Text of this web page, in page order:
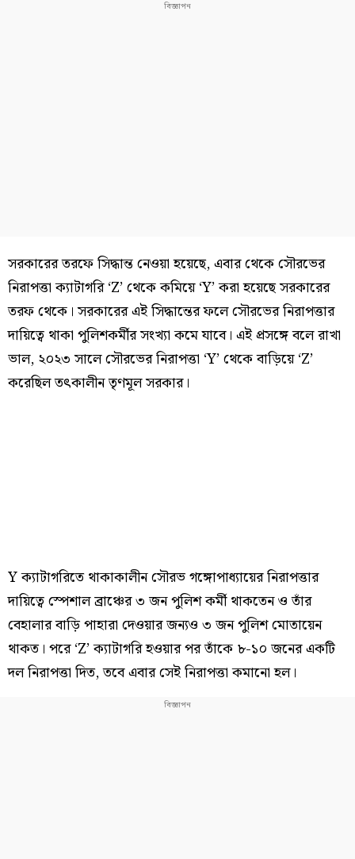
সরকারের তরফে সিদ্ধান্ত নেওয়া হয়েছে, এবার থেকে সৌরভের
নিরাপত্তা ক্যাটাগরি ‘Z’ থেকে কমিয়ে ‘Y’ করা হয়েছে সরকারের
তরফ থেকে। সরকারের এই সিদ্ধান্তের ফলে সৌরভের নিরাপত্তার
দায়িত্বে থাকা পুলিশকর্মীর সংখ্যা কমে যাবে। এই প্রসঙ্গে বলে রাখা
ভাল, ২০২৩ সালে সৌরভের নিরাপত্তা ‘Y’ থেকে বাড়িয়ে ‘Z’
করেছিল তৎকালীন তৃণমূল সরকার।
Y ক্যাটাগরিতে থাকাকালীন সৌরভ গঙ্গোপাধ্যায়ের নিরাপত্তার
দায়িত্বে স্পেশাল ব্রাঞ্চের ৩ জন পুলিশ কর্মী থাকতেন ও তাঁর
বেহালার বাড়ি পাহারা দেওয়ার জন্যও ৩ জন পুলিশ মোতায়েন
থাকত। পরে ‘Z’ ক্যাটাগরি হওয়ার পর তাঁকে ৮-১০ জনের একটি
দল নিরাপত্তা দিত, তবে এবার সেই নিরাপত্তা কমানো হল।